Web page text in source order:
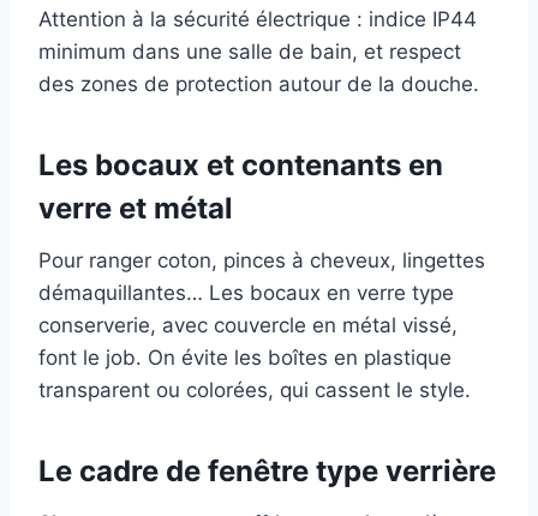
Attention à la sécurité électrique : indice IP44
minimum dans une salle de bain, et respect
des zones de protection autour de la douche.
Les bocaux et contenants en
verre et métal
Pour ranger coton, pinces à cheveux, lingettes
démaquillantes… Les bocaux en verre type
conserverie, avec couvercle en métal vissé,
font le job. On évite les boîtes en plastique
transparent ou colorées, qui cassent le style.
Le cadre de fenêtre type verrière